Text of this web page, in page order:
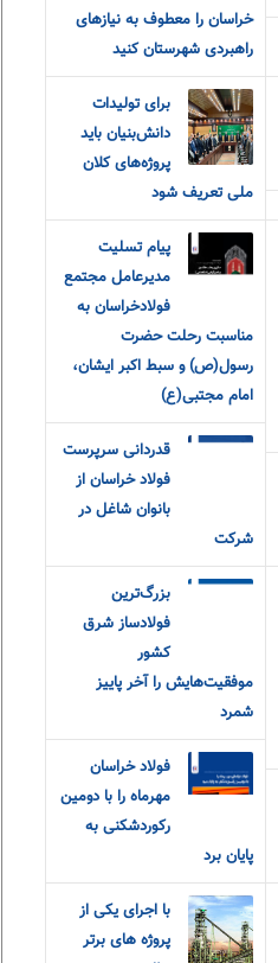
خراسان را معطوف به نیازهای
راهبردی شهرستان کنید
برای تولیدات
دانش‌بنیان باید
پروژه‌های کلان
ملی تعریف شود
پیام‌ ‌تسلیت
مدیرعامل مجتمع
فولاد‌خراسان به
مناسبت رحلت حضرت
رسول(ص) و سبط اکبر ایشان،
امام مجتبی(ع)
قدردانی سرپرست
فولاد خراسان از
بانوان شاغل در
شرکت
بزرگ‌ترین
فولادساز شرق
کشور
موفقیت‌هایش را آخر پاییز
شمرد
فولاد خراسان
مهرماه را با دومین
رکوردشکنی به
پایان برد
با اجرای یکی از
پروژه های برتر